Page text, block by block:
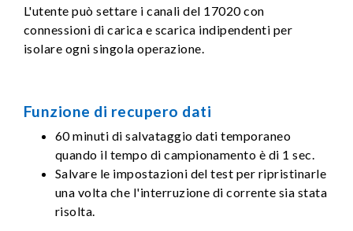
L'utente può settare i canali del 17020 con
connessioni di carica e scarica indipendenti per
isolare ogni singola operazione.
Funzione di recupero dati
60 minuti di salvataggio dati temporaneo
quando il tempo di campionamento è di 1 sec.
Salvare le impostazioni del test per ripristinarle
una volta che l'interruzione di corrente sia stata
risolta.